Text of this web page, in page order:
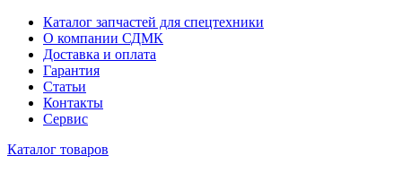
Каталог запчастей для спецтехники
О компании СДМК
Доставка и оплата
Гарантия
Статьи
Контакты
Сервис
Каталог товаров